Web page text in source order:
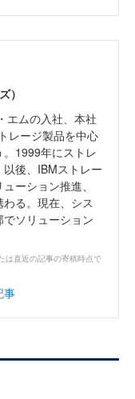
）
エムの入社、本社
レージ製品を中心
1999年にストレ
後、IBMストレー
ーション推進、
る。現在、シス
ソリューション
は直近の記事の寄稿時点で
事